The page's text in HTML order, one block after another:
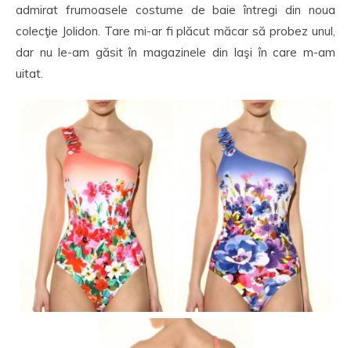
admirat frumoasele costume de baie întregi din noua
colecţie Jolidon. Tare mi-ar fi plăcut măcar să probez unul,
dar nu le-am găsit în magazinele din Iaşi în care m-am
uitat.